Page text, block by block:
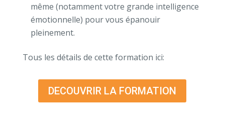
même (notamment votre grande intelligence
émotionnelle) pour vous épanouir
pleinement.
Tous les détails de cette formation ici:
DECOUVRIR LA FORMATION